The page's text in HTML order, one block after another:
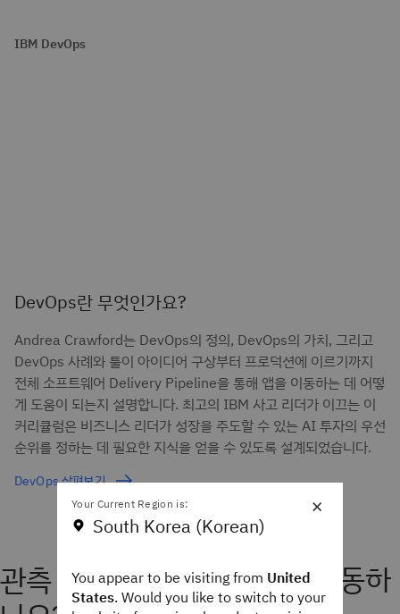
IBM DevOps
DevOps란 무엇인가요?
Andrea Crawford는 DevOps의 정의, DevOps의 가치, 그리고
DevOps 사례와 툴이 아이디어 구상부터 프로덕션에 이르기까지
전체 소프트웨어 Delivery Pipeline을 통해 앱을 이동하는 데 어떻
게 도움이 되는지 설명합니다. 최고의 IBM 사고 리더가 이끄는 이
커리큘럼은 비즈니스 리더가 성장을 주도할 수 있는 AI 투자의 우선
순위를 정하는 데 필요한 지식을 얻을 수 있도록 설계되었습니다.
DevOps 살펴보기
관측 가능성 도구는 어떻게 작동하
×
Your Current Region is:
South Korea (Korean)
You appear to be visiting from United
States. Would you like to switch to your